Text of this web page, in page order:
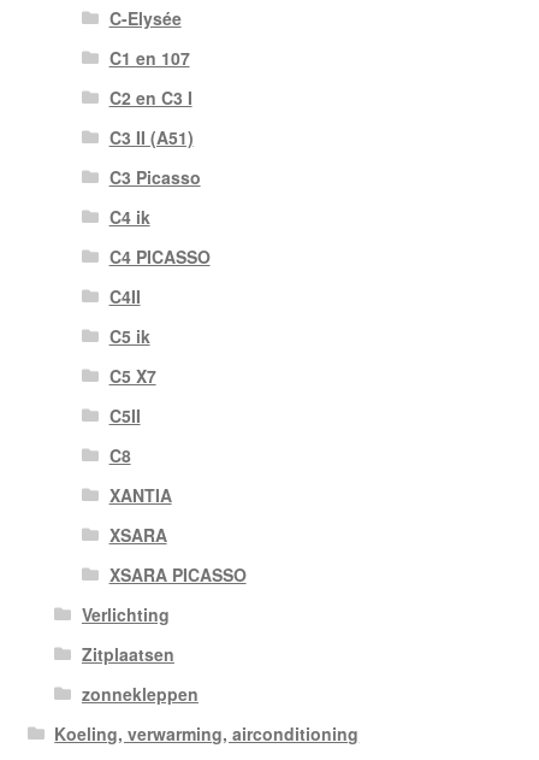
C-Elysée
C1 en 107
C2 en C3 I
C3 II (A51)
C3 Picasso
C4 ik
C4 PICASSO
C4II
C5 ik
C5 X7
C5II
C8
XANTIA
XSARA
XSARA PICASSO
Verlichting
Zitplaatsen
zonnekleppen
Koeling, verwarming, airconditioning